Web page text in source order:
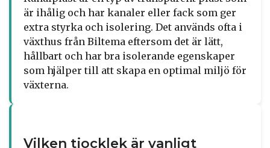
är ihålig och har kanaler eller fack som ger
extra styrka och isolering. Det används ofta i
växthus från Biltema eftersom det är lätt,
hållbart och har bra isolerande egenskaper
som hjälper till att skapa en optimal miljö för
växterna.
Vilken tjocklek är vanligt